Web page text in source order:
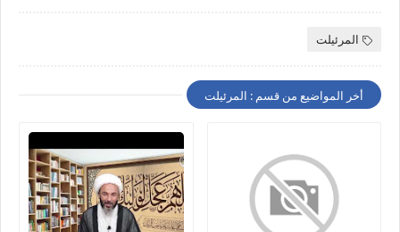
المرئيلت
أخر المواضيع من قسم : المرئيلت